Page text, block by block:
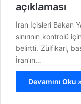
açıklaması
İran İçişleri Bakan
sınırının kontrolü
belirtti. Zülfikari,
İran’ın…
Devamını Oku